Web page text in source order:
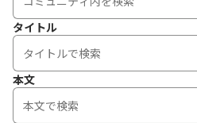
タイトル
本文